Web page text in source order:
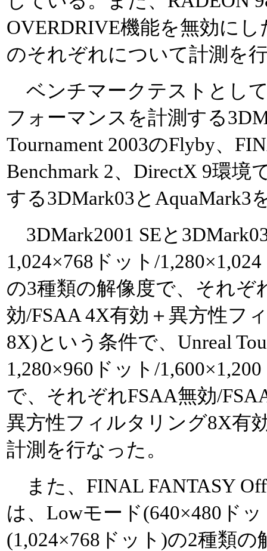
OVERDRIVE機能を無効に
のそれぞれについて計測を
ベンチマークテストとし
フォーマンスを計測する
Tournament 2003のFlyby、
Benchmark 2、DirectX 9環
する3DMark03とAquaMark3
3DMark2001 SEと
1,024×768ドット/
の3種類の解像度で、それぞ
効/FSAA 4X有効＋異方性フ
8X)という条件で、Unreal
1,280×960ドット/
で、それぞれFSAA無効/
異方性フィルタリング8X有
計測を行なった。
また、FINAL FANTASY
は、Lowモード(640×480ド
(1,024×768ドット)の2種類